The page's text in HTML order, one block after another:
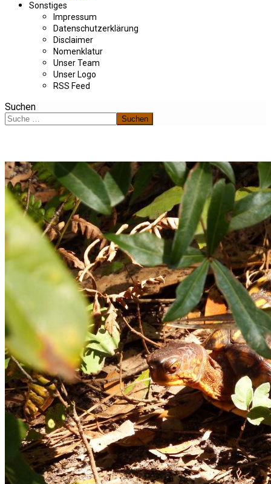
Sonstiges
Impressum
Datenschutzerklärung
Disclaimer
Nomenklatur
Unser Team
Unser Logo
RSS Feed
Suchen
Suchen